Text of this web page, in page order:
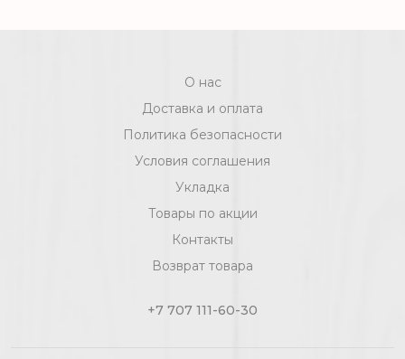
О нас
Доставка и оплата
Политика безопасности
Условия соглашения
Укладка
Товары по акции
Контакты
Возврат товара
+7 707 111-60-30